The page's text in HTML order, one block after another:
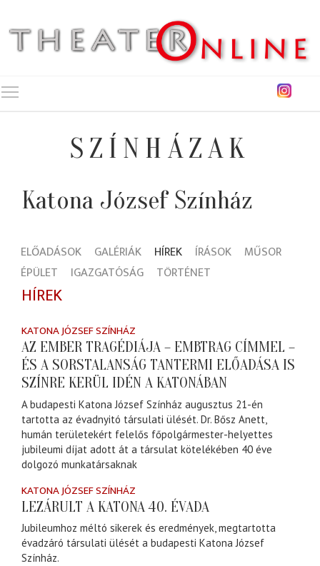
SZÍNHÁZAK
Katona József Színház
ELŐADÁSOK GALÉRIÁK HÍREK ÍRÁSOK
MŰSOR
ÉPÜLET
IGAZGATÓSÁG TÖRTÉNET
HÍREK
KATONA JÓZSEF SZÍNHÁZ
AZ EMBER TRAGÉDIÁJA – EMBTRAG CÍMMEL –
ÉS A SORSTALANSÁG TANTERMI ELŐADÁSA IS
SZÍNRE KERÜL IDÉN A KATONÁBAN
A budapesti Katona József Színház augusztus 21-én
tartotta az évadnyitó társulati ülését. Dr. Bősz Anett,
humán területekért felelős főpolgármester-helyettes
jubileumi díjat adott át a társulat kötelékében 40 éve
dolgozó munkatársaknak
KATONA JÓZSEF SZÍNHÁZ
LEZÁRULT A KATONA 40. ÉVADA
Jubileumhoz méltó sikerek és eredmények, megtartotta
évadzáró társulati ülését a budapesti Katona József
Színház.